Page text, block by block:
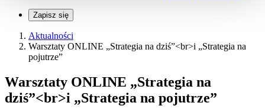
Zapisz się
Aktualności
Warsztaty ONLINE „Strategia na dziś”<br>i „Strategia na
pojutrze”
Warsztaty ONLINE „Strategia na
dziś”<br>i „Strategia na pojutrze”